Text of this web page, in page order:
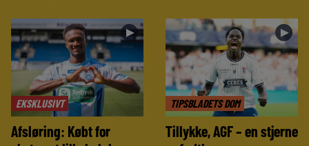
EKSKLUSIVT
►
Afsløring: Købt for
TIPSBLADETS DOM
►
Tillykke, AGF – en stjerne